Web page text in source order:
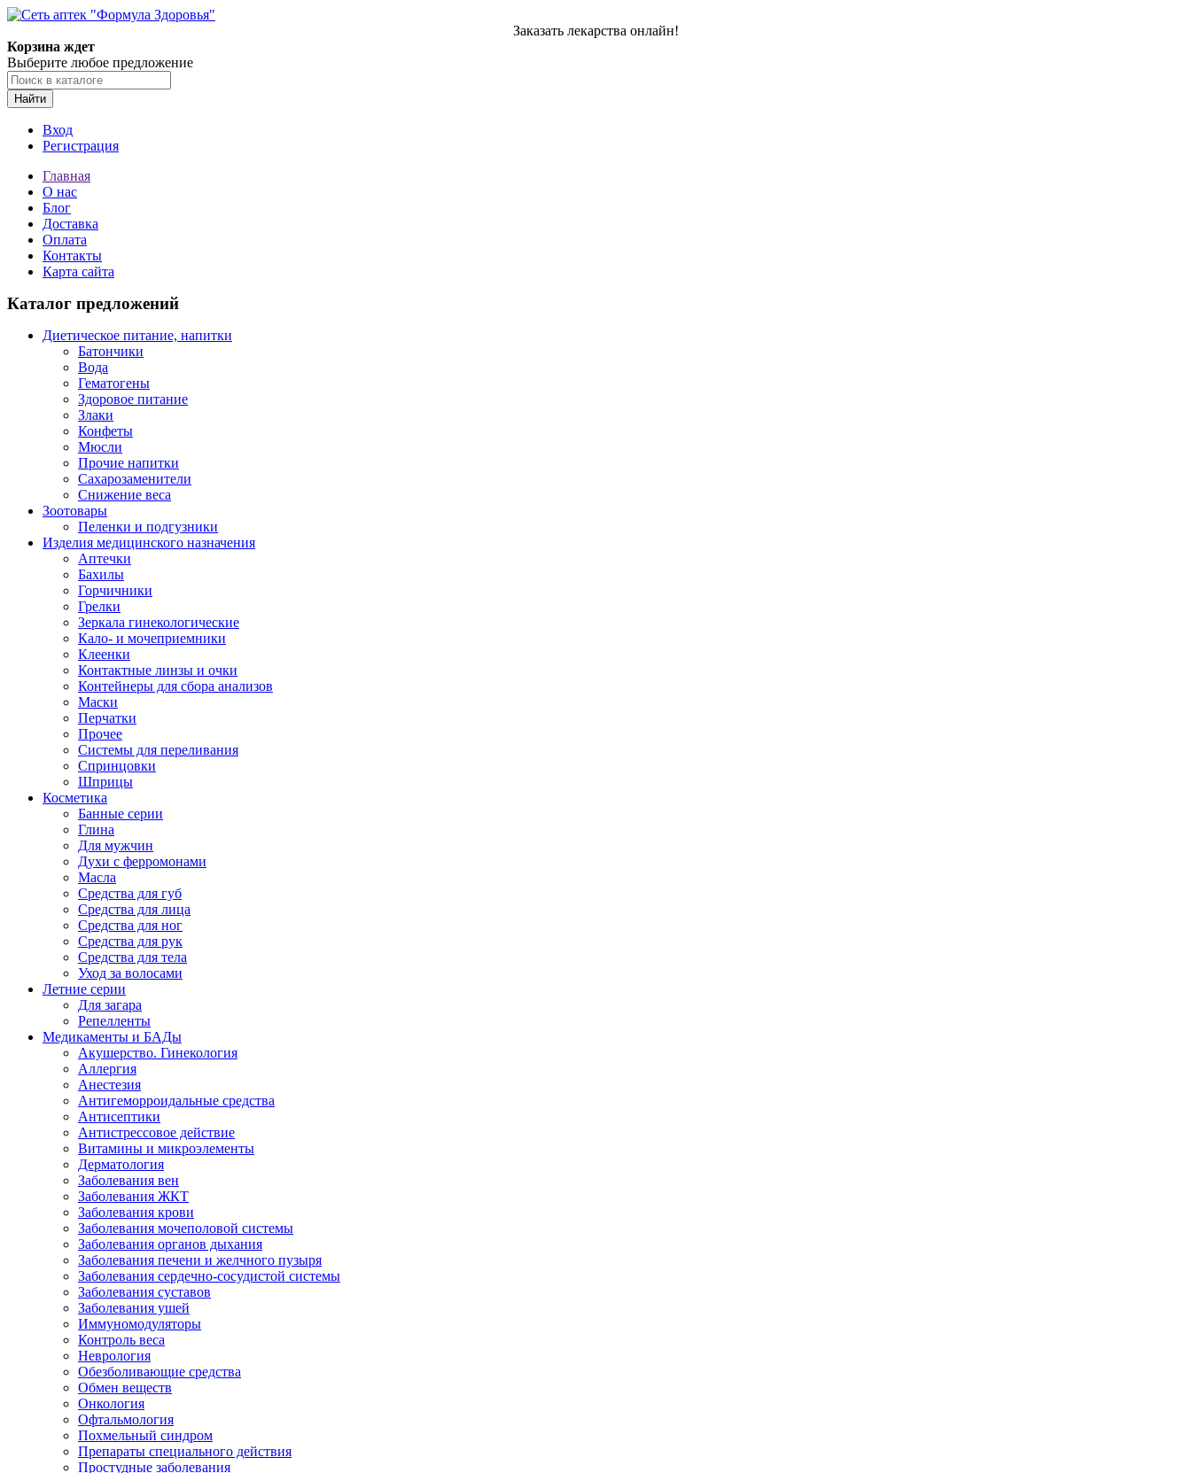
Заказать лекарства онлайн!
Корзина ждет
Выберите любое предложение
Найти
Вход
Регистрация
Главная
О нас
Блог
Доставка
Оплата
Контакты
Карта сайта
Каталог предложений
Диетическое питание, напитки
Батончики
Вода
Гематогены
Здоровое питание
Злаки
Конфеты
Мюсли
Прочие напитки
Сахарозаменители
Снижение веса
Зоотовары
Пеленки и подгузники
Изделия медицинского назначения
Аптечки
Бахилы
Горчичники
Грелки
Зеркала гинекологические
Кало- и мочеприемники
Клеенки
Контактные линзы и очки
Контейнеры для сбора анализов
Маски
Перчатки
Прочее
Системы для переливания
Спринцовки
Шприцы
Косметика
Банные серии
Глина
Для мужчин
Духи с ферромонами
Масла
Средства для губ
Средства для лица
Средства для ног
Средства для рук
Средства для тела
Уход за волосами
Летние серии
Для загара
Репелленты
Медикаменты и БАДы
Акушерство. Гинекология
Аллергия
Анестезия
Антигеморроидальные средства
Антисептики
Антистрессовое действие
Витамины и микроэлементы
Дерматология
Заболевания вен
Заболевания ЖКТ
Заболевания крови
Заболевания мочеполовой системы
Заболевания органов дыхания
Заболевания печени и желчного пузыря
Заболевания сердечно-сосудистой системы
Заболевания суставов
Заболевания ушей
Иммуномодуляторы
Контроль веса
Неврология
Обезболивающие средства
Обмен веществ
Онкология
Офтальмология
Похмельный синдром
Препараты специального действия
Простудные заболевания